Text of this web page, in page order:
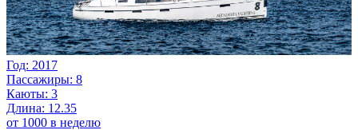
Год: 2017
Пассажиры: 8
Каюты: 3
Длина: 12.35
от 1000 в неделю